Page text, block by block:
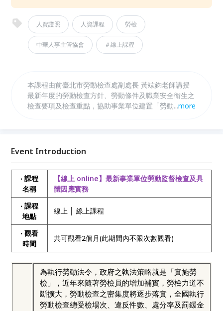
人資證照 人資課程 勞檢
中華人事主管協會 ＃線上課程
本課程由前臺北市勞動檢查處副處長 黃竑鈞老師講授
最新年度的勞動檢查方針、勞動條件及職業安全衛生之
檢查要項及檢查重點，協助事業單位建置「勞動條件及
機關勞資爭議調解及法院勞動事件調解會議相關文件，
...more
Event Introduction
‧ 課程
名稱
【線上 online】最新事業單位勞動監督檢查及具
體因應實務
‧ 課程
地點
線上 │ 線上課程
‧ 觀看
時間
共可觀看2個月(此期間內不限次數觀看)
為執行勞動法令，政府之執法策略就是「實施勞
檢」，近年來隨著勞檢員的增加補實，勞檢力道不
斷擴大，勞動檢查之密集度將逐步落實，全國執行
勞動檢查總受檢場次、違反件數、處分率及罰鍰金